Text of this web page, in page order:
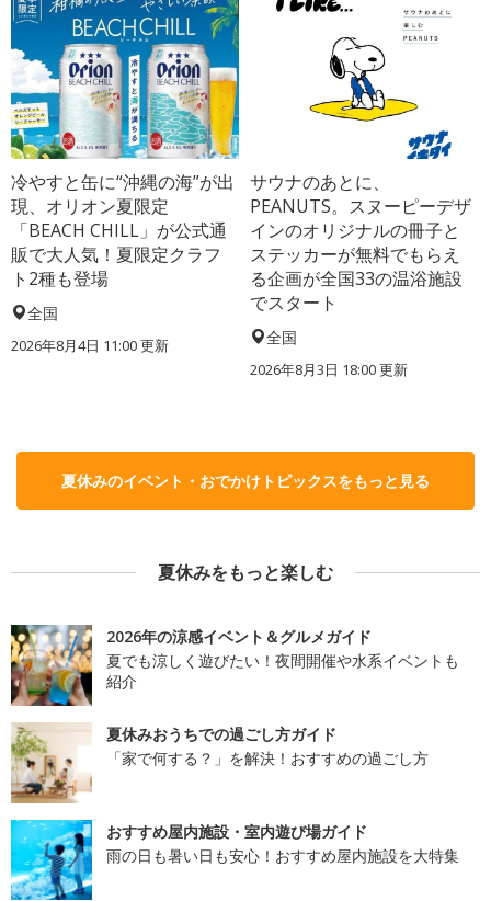
冷やすと缶に“沖縄の海”が出
現、オリオン夏限定
「BEACH CHILL」が公式通
販で大人気！夏限定クラフ
ト2種も登場
全国
2026年8月4日 11:00更新
サウナのあとに、
PEANUTS。スヌーピーデザ
インのオリジナルの冊子と
ステッカーが無料でもらえ
る企画が全国33の温浴施設
でスタート
全国
2026年8月3日 18:00更新
夏休みのイベント・おでかけトピックスをもっと見る
夏休みをもっと楽しむ
2026年の涼感イベント＆グルメガイド
夏でも涼しく遊びたい！夜間開催や水系イベントも
紹介
夏休みおうちでの過ごし方ガイド
「家で何する？」を解決！おすすめの過ごし方
おすすめ屋内施設・室内遊び場ガイド
雨の日も暑い日も安心！おすすめ屋内施設を大特集